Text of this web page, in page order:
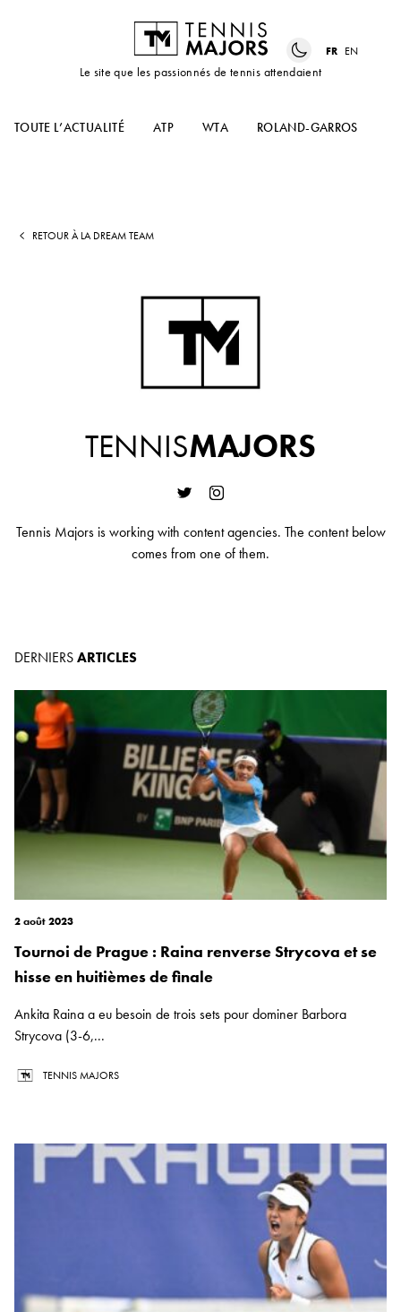
Le site que les passionnés de tennis attendaient
FR EN
TOUTE L’ACTUALITÉ ATP WTA ROLAND-GARROS
RETOUR À LA DREAM TEAM
TENNISMAJORS
Tennis Majors is working with content agencies. The content below
comes from one of them.
DERNIERSARTICLES
2 août 2023
Tournoi de Prague : Raina renverse Strycova et se
hisse en huitièmes de finale
Ankita Raina a eu besoin de trois sets pour dominer Barbora
Strycova (3-6,...
TENNIS MAJORS